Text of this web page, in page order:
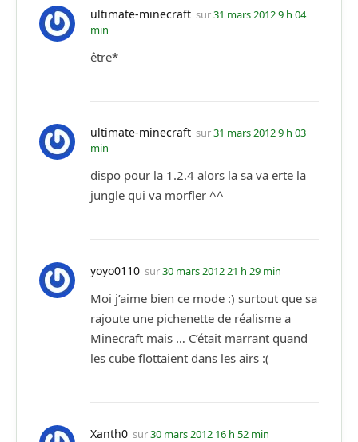
ultimate-minecraft sur31 mars 2012 9 h 04
min
être*
ultimate-minecraft sur31 mars 2012 9 h 03
min
dispo pour la 1.2.4 alors la sa va erte la
jungle qui va morfler ^^
yoyo0110 sur30 mars 2012 21 h 29 min
Moi j’aime bien ce mode :) surtout que sa
rajoute une pichenette de réalisme a
Minecraft mais … C’était marrant quand
les cube flottaient dans les airs :(
Xanth0 sur30 mars 2012 16 h 52 min